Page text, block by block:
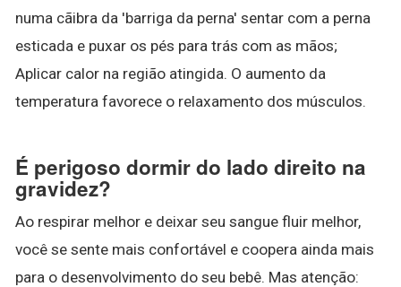
numa cãibra da 'barriga da perna' sentar com a perna
esticada e puxar os pés para trás com as mãos;
Aplicar calor na região atingida. O aumento da
temperatura favorece o relaxamento dos músculos.
É perigoso dormir do lado direito na
gravidez?
Ao respirar melhor e deixar seu sangue fluir melhor,
você se sente mais confortável e coopera ainda mais
para o desenvolvimento do seu bebê. Mas atenção: